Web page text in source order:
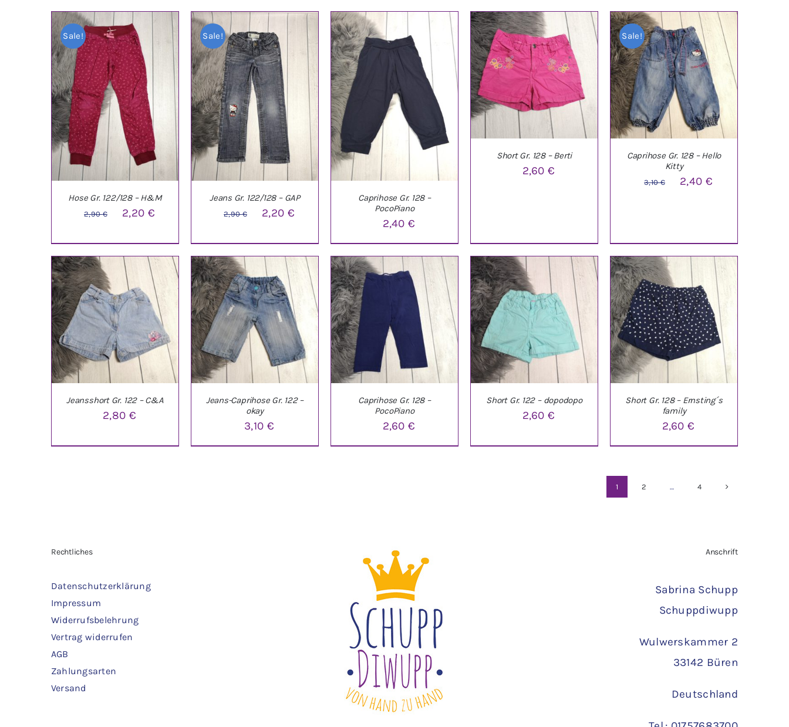
IN DEN WARENKORB
DETAILS
IN DEN WARENKORB
DETAILS
IN DEN WARENKORB IN DEN WARENKORB
DETAILS
IN DEN WARENKORB
DETAILS
Sale!
IN DEN WARENKORB
/
DETAILS
Hose Gr. 122/128 – H&M
2,90€
Ursprünglicher
war:
2,90 €
2,20 €Aktueller
ist:
2,20 €.
Sale!
IN DEN WARENKORB
DETAILS
Jeans Gr. 122/128 – GAP
2,90€
Ursprünglicher
war:
2,90 €
2,20 €Aktueller
ist:
2,20 €.
IN DEN WARENKORB
DETAILS
Caprihose Gr. 128 –
PocoPiano
2,40€
Short Gr. 128 – Berti
2,60€
Sale!
Caprihose Gr. 128 – Hello
Kitty
3,10€
Ursprünglicher
3,10 €
2,40 €Aktueller
2,40 €.
Jeansshort Gr. 122 – C&A
2,80 €
Jeans-Caprihose Gr. 122 –
okay
3,10 €
Caprihose Gr. 128 –
PocoPiano
2,60€
Short Gr. 122 – dopodopo
2,60€
Short Gr. 128 – Ernsting´s
family
2,60€
1 2 … 4
Rechtliches
Datenschutzerklärung
Impressum
Widerrufsbelehrung
Vertrag widerrufen
AGB
Zahlungsarten
Versand
Anschrift
Sabrina Schupp
Schuppdiwupp
Wulwerskammer 2
33142 Büren
Deutschland